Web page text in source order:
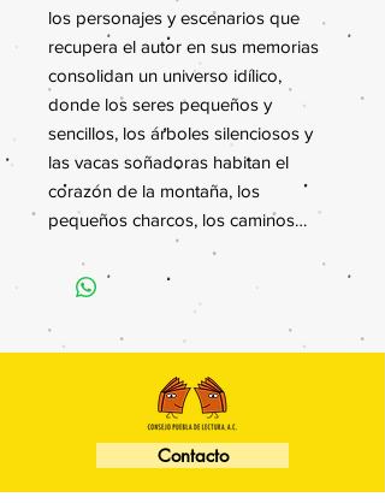
los personajes y escenarios que
recupera el autor en sus memorias
consolidan un universo idílico,
donde los seres pequeños y
sencillos, los árboles silenciosos y
las vacas soñadoras habitan el
corazón de la montaña, los
pequeños charcos, los caminos…
Contacto